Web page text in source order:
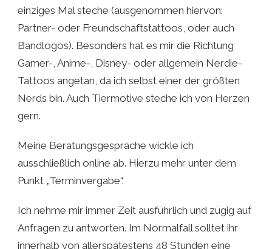
einziges Mal steche (ausgenommen hiervon:
Partner- oder Freundschaftstattoos, oder auch
Bandlogos). Besonders hat es mir die Richtung
Gamer-, Anime-, Disney- oder allgemein Nerdie-
Tattoos angetan, da ich selbst einer der größten
Nerds bin. Auch Tiermotive steche ich von Herzen
gern.
Meine Beratungsgespräche wickle ich
ausschließlich online ab. Hierzu mehr unter dem
Punkt „Terminvergabe“.
Ich nehme mir immer Zeit ausführlich und zügig auf
Anfragen zu antworten. Im Normalfall solltet ihr
innerhalb von allerspätestens 48 Stunden eine